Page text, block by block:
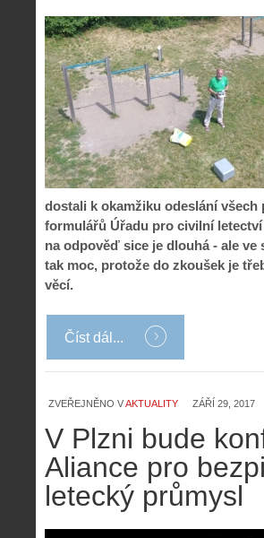
dostali k okamžiku odeslání všech
formulářů Úřadu pro civilní letectví
na odpověď sice je dlouhá - ale ve
tak moc, protože do zkoušek je
věcí.
Číst dál...
ZVEŘEJNĚNO VAKTUALITY ZÁŘÍ 29, 2017
V Plzni bude
Aliance pro
letecký průmysl